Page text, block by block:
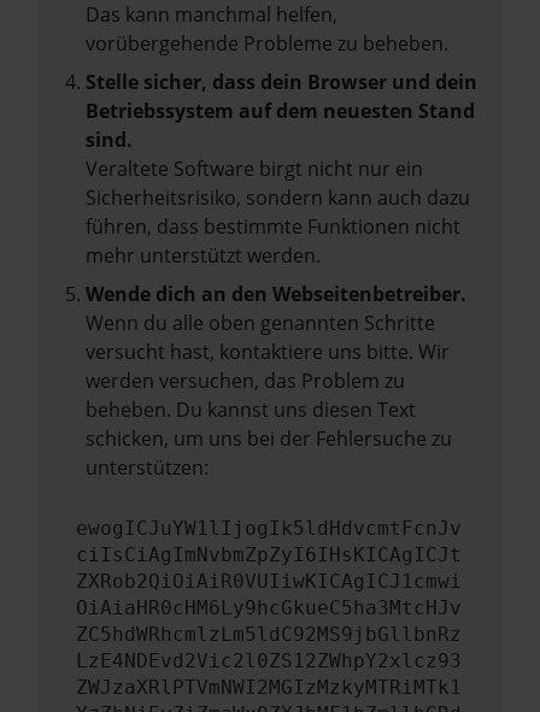
Das kann manchmal helfen,
vorübergehende Probleme zu beheben.
Stelle sicher, dass dein Browser und dein
Betriebssystem auf dem neuesten Stand
sind.
Veraltete Software birgt nicht nur ein
Sicherheitsrisiko, sondern kann auch dazu
führen, dass bestimmte Funktionen nicht
mehr unterstützt werden.
Wende dich an den Webseitenbetreiber.
Wenn du alle oben genannten Schritte
versucht hast, kontaktiere uns bitte. Wir
werden versuchen, das Problem zu
beheben. Du kannst uns diesen Text
schicken, um uns bei der Fehlersuche zu
unterstützen:
ewogICJuYW1lIjogIk5ldHdvcmtFcnJv
ciIsCiAgImNvbmZpZyI6IHsKICAgICJt
ZXRob2QiOiAiR0VUIiwKICAgICJ1cmwi
OiAiaHR0cHM6Ly9hcGkueC5ha3MtcHJv
ZC5hdWRhcmlzLm5ldC92MS9jbGllbnRz
LzE4NDEvd2Vic2l0ZS12ZWhpY2xlcz93
ZWJzaXRlPTVmNWI2MGIzMzkyMTRiMTk1